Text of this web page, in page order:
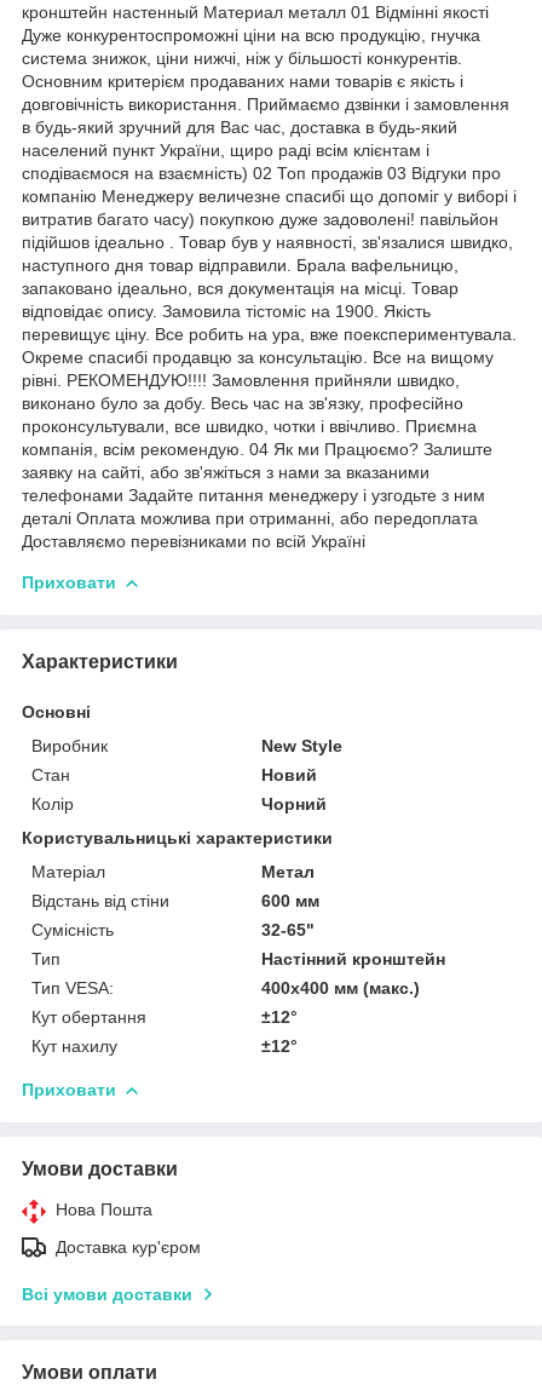
кронштейн настенный Материал металл 01 Відмінні якості
Дуже конкурентоспроможні ціни на всю продукцію, гнучка
система знижок, ціни нижчі, ніж у більшості конкурентів.
Основним критерієм продаваних нами товарів є якість і
довговічність використання. Приймаємо дзвінки і замовлення
в будь-який зручний для Вас час, доставка в будь-який
населений пункт України, щиро раді всім клієнтам і
сподіваємося на взаємність) 02 Топ продажів 03 Відгуки про
компанію Менеджеру величезне спасибі що допоміг у виборі і
витратив багато часу) покупкою дуже задоволені! павільйон
підійшов ідеально . Товар був у наявності, зв'язалися швидко,
наступного дня товар відправили. Брала вафельницю,
запаковано ідеально, вся документація на місці. Товар
відповідає опису. Замовила тістоміс на 1900. Якість
перевищує ціну. Все робить на ура, вже поекспериментувала.
Окреме спасибі продавцю за консультацію. Все на вищому
рівні. РЕКОМЕНДУЮ!!!! Замовлення прийняли швидко,
виконано було за добу. Весь час на зв'язку, професійно
проконсультували, все швидко, чотки і ввічливо. Приємна
компанія, всім рекомендую. 04 Як ми Працюємо? Залиште
заявку на сайті, або зв'яжіться з нами за вказаними
телефонами Задайте питання менеджеру і узгодьте з ним
деталі Оплата можлива при отриманні, або передоплата
Доставляємо перевізниками по всій Україні
Приховати
Характеристики
Основні
Виробник
New Style
Стан
Новий
Колір
Чорний
Користувальницькі характеристики
Матеріал
Метал
Відстань від стіни
600 мм
Сумісність
32-65"
Тип
Настінний кронштейн
Тип VESA:
400x400 мм (макс.)
Кут обертання
±12°
Кут нахилу
±12°
Приховати
Умови доставки
Нова Пошта
Доставка кур'єром
Всі умови доставки
Умови оплати